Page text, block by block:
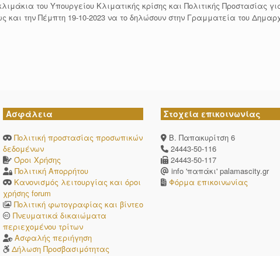
του Υπουργείου Κλιματικής κρίσης και Πολιτικής Προστασίας
και την Πέμπτη 19-10-2023 να το δηλώσουν στην Γραμματεία του
Ασφάλεια
Πολιτική προστασίας προσωπικών
δεδομένων
Όροι Χρήσης
Πολιτική Απορρήτου
Κανονισμός λειτουργίας και όροι
χρήσης forum
Πολιτική φωτογραφίας και βίντεο
Πνευματικά δικαιώματα
περιεχομένου τρίτων
Ασφαλής περιήγηση
Δήλωση Προσβασιμότητας
Στοχεία επικοινωνίας
Β. Παπακυρίτση 6
24443-50-116
24443-50-117
info 'παπάκι' palamascity.gr
Φόρμα επικοινωνίας